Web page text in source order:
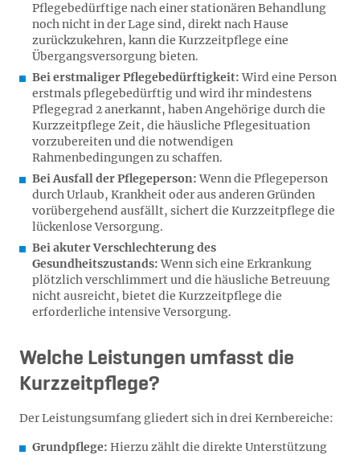
Pflegebedürftige nach einer stationären Behandlung
noch nicht in der Lage sind, direkt nach Hause
zurückzukehren, kann die Kurzzeitpflege eine
Übergangsversorgung bieten.
Bei erstmaliger Pflegebedürftigkeit:Wird eine Person
erstmals pflegebedürftig und wird ihr mindestens
Pflegegrad 2 anerkannt, haben Angehörige durch die
Kurzzeitpflege Zeit, die häusliche Pflegesituation
vorzubereiten und die notwendigen
Rahmenbedingungen zu schaffen.
Bei Ausfall der Pflegeperson:Wenn die Pflegeperson
durch Urlaub, Krankheit oder aus anderen Gründen
vorübergehend ausfällt, sichert die Kurzzeitpflege die
lückenlose Versorgung.
Bei akuter Verschlechterung des
Gesundheitszustands:Wenn sich eine Erkrankung
plötzlich verschlimmert und die häusliche Betreuung
nicht ausreicht, bietet die Kurzzeitpflege die
erforderliche intensive Versorgung.
Welche Leistungen umfasst die
Kurzzeitpflege?
Der Leistungsumfang gliedert sich in drei Kernbereiche:
Grundpflege: Hierzu zählt die direkte Unterstützung